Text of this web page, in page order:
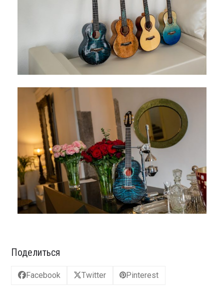
Поделиться
Facebook Twitter Pinterest